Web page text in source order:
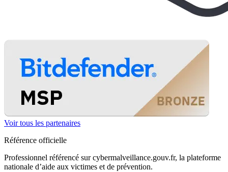
Voir tous les partenaires
Référence officielle
Professionnel référencé sur cybermalveillance.gouv.fr, la plateforme
nationale d’aide aux victimes et de prévention.